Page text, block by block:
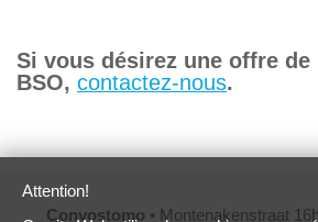
Si vous désirez une offre
BSO, contactez-nous.
Convostomo • Montenakenstraat
Attention!